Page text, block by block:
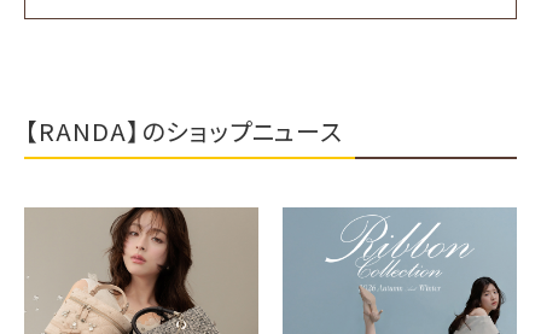
【RANDA】のショップニュース